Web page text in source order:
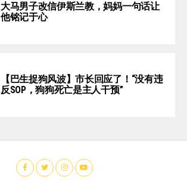
大马男子改信伊斯兰教，妈妈一句话让
他铭记于心
【巴生捉狗风波】市长回应了！“没有违
反SOP，狗狗死亡是主人干预”